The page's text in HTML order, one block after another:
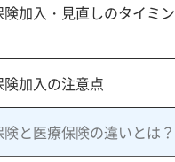
険加入・見直しのタイミン
険加入の注意点
険と医療保険の違いとは？